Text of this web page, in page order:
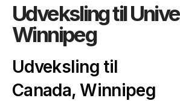
Udveksling til
Winnipeg
Udveksling til
Canada, Winnipeg